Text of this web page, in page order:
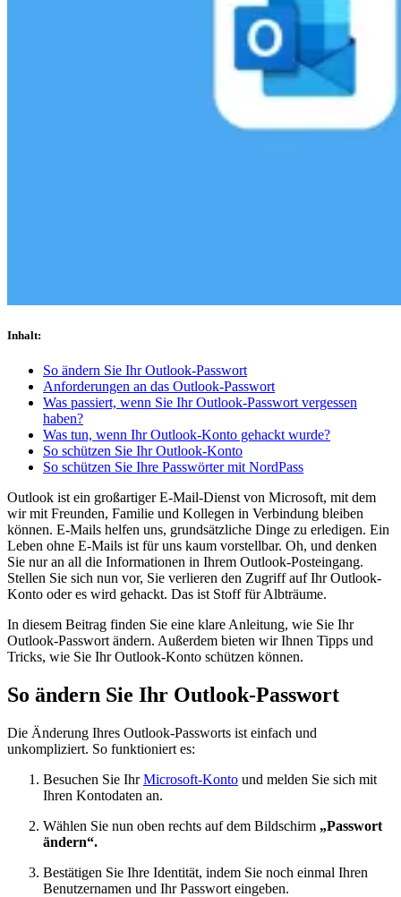
Inhalt:
So ändern Sie Ihr Outlook-Passwort
Anforderungen an das Outlook-Passwort
Was passiert, wenn Sie Ihr Outlook-Passwort vergessen
haben?
Was tun, wenn Ihr Outlook-Konto gehackt wurde?
So schützen Sie Ihr Outlook-Konto
So schützen Sie Ihre Passwörter mit NordPass
Outlook ist ein großartiger E-Mail-Dienst von Microsoft, mit dem
wir mit Freunden, Familie und Kollegen in Verbindung bleiben
können. E-Mails helfen uns, grundsätzliche Dinge zu erledigen. Ein
Leben ohne E-Mails ist für uns kaum vorstellbar. Oh, und denken
Sie nur an all die Informationen in Ihrem Outlook-Posteingang.
Stellen Sie sich nun vor, Sie verlieren den Zugriff auf Ihr Outlook-
Konto oder es wird gehackt. Das ist Stoff für Albträume.
In diesem Beitrag finden Sie eine klare Anleitung, wie Sie Ihr
Outlook-Passwort ändern. Außerdem bieten wir Ihnen Tipps und
Tricks, wie Sie Ihr Outlook-Konto schützen können.
So ändern Sie Ihr Outlook-Passwort
Die Änderung Ihres Outlook-Passworts ist einfach und
unkompliziert. So funktioniert es:
Besuchen Sie IhrMicrosoft-Konto und melden Sie sich mit
Ihren Kontodaten an.
Wählen Sie nun oben rechts auf dem Bildschirm „Passwort
ändern“.
Bestätigen Sie Ihre Identität, indem Sie noch einmal Ihren
Benutzernamen und Ihr Passwort eingeben.